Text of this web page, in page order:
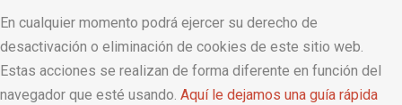
En cualquier momento podrá ejercer su derecho de
desactivación o eliminación de cookies de este sitio web.
Estas acciones se realizan de forma diferente en función del
navegador que esté usando. Aquí le dejamos una guía rápida